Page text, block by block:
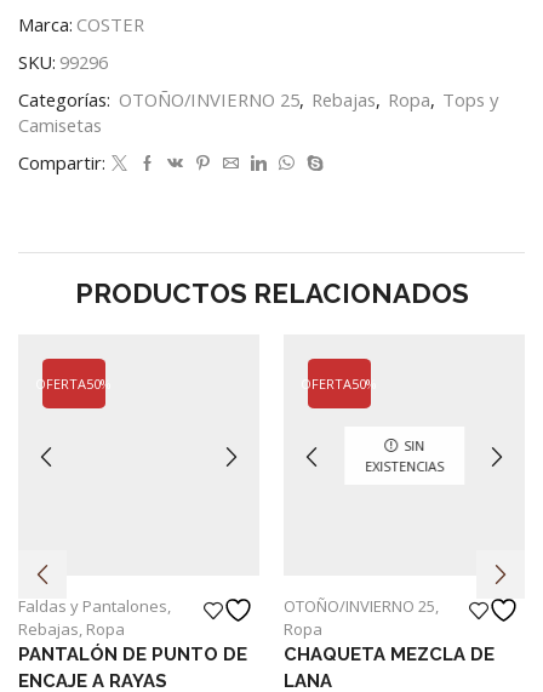
cantidad
Marca: COSTER
SKU: 99296
Categorías: OTOÑO/INVIERNO 25, Rebajas, Ropa, Tops y
Camisetas
Compartir:
PRODUCTOS RELACIONADOS
OFERTA50%
Faldas y Pantalones,
Rebajas, Ropa
PANTALÓN DE PUNTO DE
ENCAJE A RAYAS
OFERTA50%
SIN
EXISTENCIAS
OTOÑO/INVIERNO 25,
Ropa
CHAQUETA MEZCLA DE
LANA